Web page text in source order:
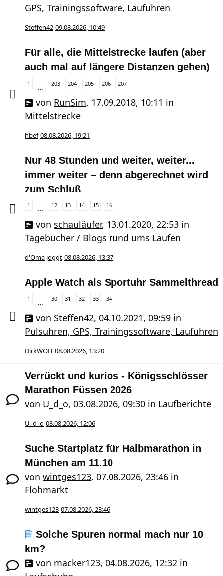
GPS, Trainingssoftware, Laufuhren
Steffen42 09.08.2026, 10:49
Für alle, die Mittelstrecke laufen (aber
auch mal auf längere Distanzen gehen)
1 … 203 204 205 206 207
von RunSim, 17.09.2018, 10:11 in
Mittelstrecke
hbef 08.08.2026, 19:21
Nur 48 Stunden und weiter, weiter...
immer weiter – denn abgerechnet wird
zum Schluß
1 … 12 13 14 15 16
von schauläufer, 13.01.2020, 22:53 in
Tagebücher / Blogs rund ums Laufen
d'Oma joggt 08.08.2026, 13:37
Apple Watch als Sportuhr Sammelthread
1 … 30 31 32 33 34
von Steffen42, 04.10.2021, 09:59 in
Pulsuhren, GPS, Trainingssoftware, Laufuhren
DirkWOH 08.08.2026, 13:20
Verrückt und kurios - Königsschlösser
Marathon Füssen 2026
von U_d_o, 03.08.2026, 09:30 in Laufberichte
U_d_o 08.08.2026, 12:06
Suche Startplatz für Halbmarathon in
München am 11.10
von wintges123, 07.08.2026, 23:46 in
Flohmarkt
wintges123 07.08.2026, 23:46
Solche Spuren normal mach nur 10
km?
von macker123, 04.08.2026, 12:32 in